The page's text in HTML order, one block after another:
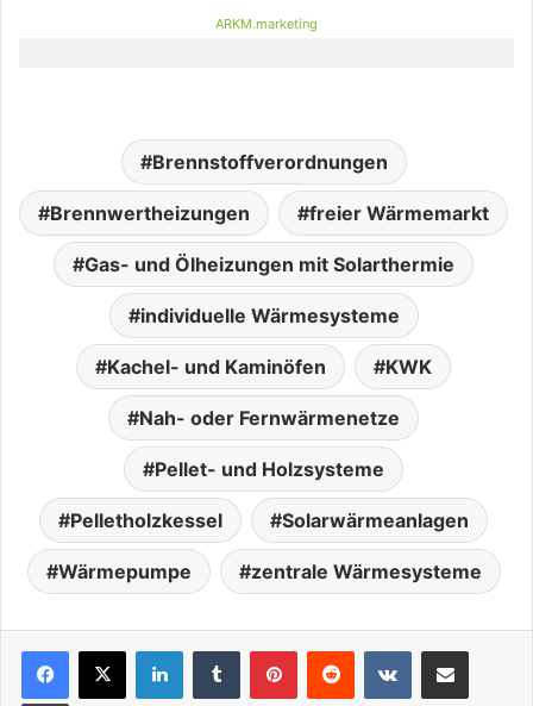
ARKM.marketing
Brennstoffverordnungen
Brennwertheizungen freier Wärmemarkt
Gas- und Ölheizungen mit Solarthermie
individuelle Wärmesysteme
Kachel- und Kaminöfen KWK
Nah- oder Fernwärmenetze
Pellet- und Holzsysteme
Pelletholzkessel Solarwärmeanlagen
Wärmepumpe zentrale Wärmesysteme